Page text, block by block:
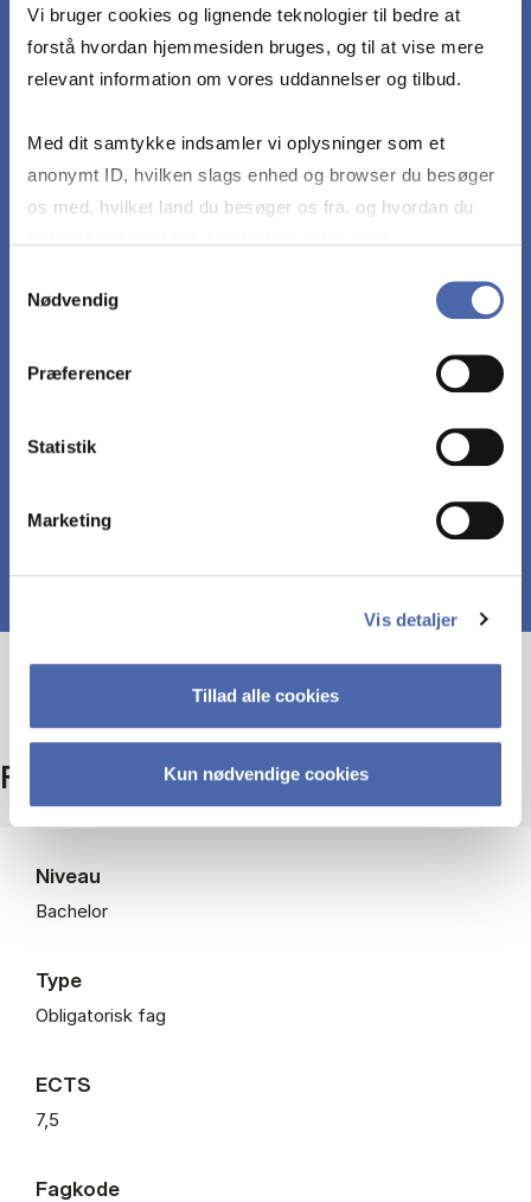
Vi bruger cookies og lignende teknologier til bedre at
forstå hvordan hjemmesiden bruges, og til at vise mere
relevant information om vores uddannelser og tilbud.
Med dit samtykke indsamler vi oplysninger som et
anonymt ID, hvilken slags enhed og browser du besøger
os med, hvilket land du besøger os fra, og hvordan du
markedsføring. Du bestemmer selv - og kan altid trække
Nødvendig
Præferencer
Statistik
Marketing
Vis detaljer
Tillad alle cookies
Kun nødvendige cookies
virksomhedens finansielle midler og øvrige
kapaciteter
Opstille og vælge strategier med henblik på
optimering af marketingindsatsen
forudsætninger er plausibel, herunder foretage en
vurdering af usikkerhed og risiko
Vurdere og diskutere validitet, reliabilitet og
foretagne analyser
Fakta
Niveau
Bachelor
Type
Obligatorisk fag
ECTS
7,5
Fagkode